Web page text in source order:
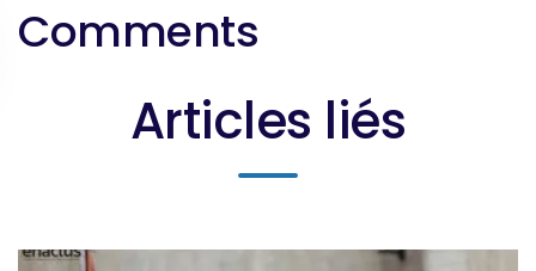
Comments
Articles liés